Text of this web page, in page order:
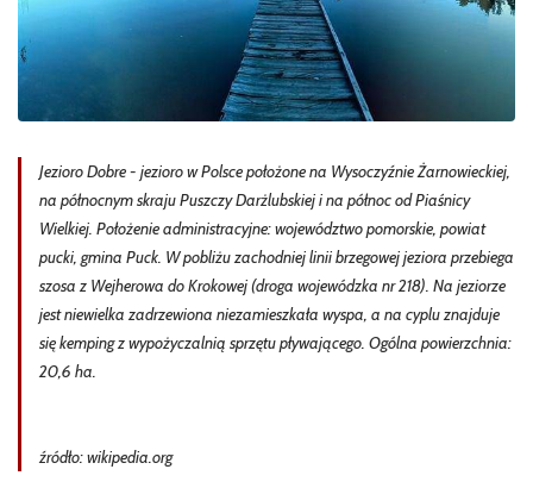
Jezioro Dobre - jezioro w Polsce położone na Wysoczyźnie Żarnowieckiej,
na północnym skraju Puszczy Darżlubskiej i na północ od Piaśnicy
Wielkiej. Położenie administracyjne: województwo pomorskie, powiat
pucki, gmina Puck. W pobliżu zachodniej linii brzegowej jeziora przebiega
szosa z Wejherowa do Krokowej (droga wojewódzka nr 218). Na jeziorze
jest niewielka zadrzewiona niezamieszkała wyspa, a na cyplu znajduje
się kemping z wypożyczalnią sprzętu pływającego. Ogólna powierzchnia:
20,6 ha.
źródło: wikipedia.org